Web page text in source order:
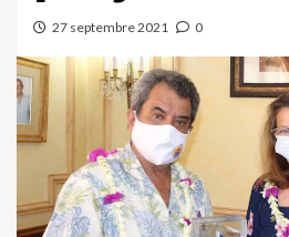
27 septembre 2021 0